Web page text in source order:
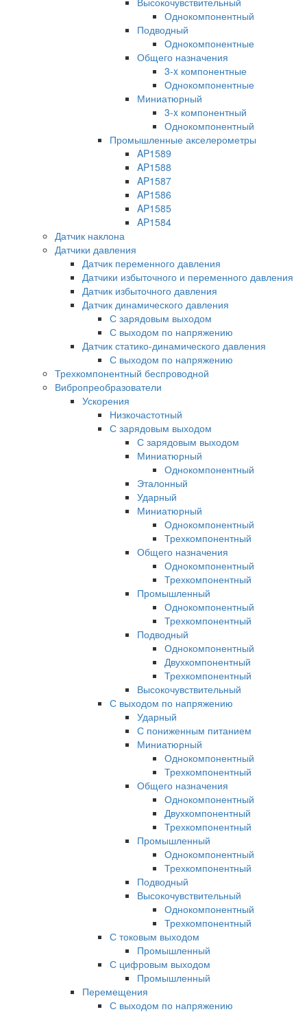
Однокомпонентный
Подводный
Однокомпонентные
Общего назначения
3-x компонентные
Однокомпонентные
Миниатюрный
3-x компонентный
Однокомпонентный
Промышленные акселерометры
AP1589
AP1588
AP1587
AP1586
AP1585
AP1584
Датчик наклона
Датчики давления
Датчик переменного давления
Датчики избыточного и переменного давления
Датчик избыточного давления
Датчик динамического давления
С зарядовым выходом
С выходом по напряжению
Датчик статико-динамического давления
С выходом по напряжению
Трехкомпонентный беспроводной
Вибропреобразователи
Ускорения
Низкочастотный
С зарядовым выходом
С зарядовым выходом
Миниатюрный
Однокомпонентный
Эталонный
Ударный
Миниатюрный
Однокомпонентный
Трехкомпонентный
Общего назначения
Однокомпонентный
Трехкомпонентный
Промышленный
Однокомпонентный
Трехкомпонентный
Подводный
Однокомпонентный
Двухкомпонентный
Трехкомпонентный
Высокочувствительный
С выходом по напряжению
Ударный
С пониженным питанием
Миниатюрный
Однокомпонентный
Трехкомпонентный
Общего назначения
Однокомпонентный
Двухкомпонентный
Трехкомпонентный
Промышленный
Однокомпонентный
Трехкомпонентный
Подводный
Высокочувствительный
Однокомпонентный
Трехкомпонентный
С токовым выходом
Промышленный
С цифровым выходом
Промышленный
Перемещения
С выходом по напряжению